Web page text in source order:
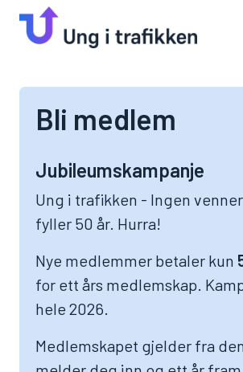
Bli medlem
Jubileumskampanje
Ung i trafikken - Ingen
fyller 50 år. Hurra!
Nye medlemmer betaler kun
for ett års medlemskap.
hele 2026.
Medlemskapet gjelder fra